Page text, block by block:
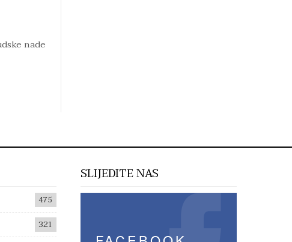
nade
475
321
SLIJEDITE NAS